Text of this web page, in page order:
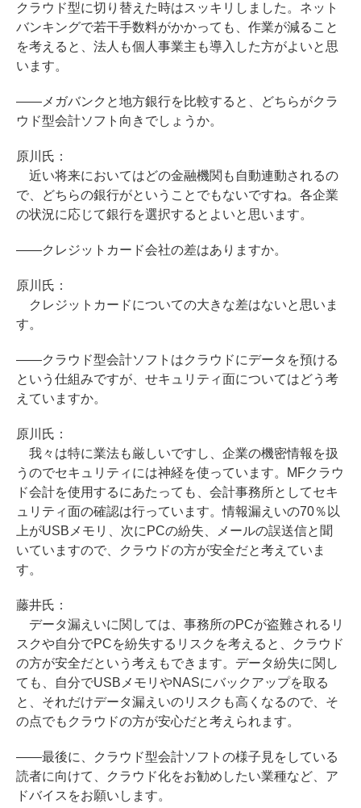
クラウド型に切り替えた時はスッキリしました。ネット
バンキングで若干手数料がかかっても、作業が減ること
を考えると、法人も個人事業主も導入した方がよいと思
います。
――メガバンクと地方銀行を比較すると、どちらがクラ
ウド型会計ソフト向きでしょうか。
原川氏：
近い将来においてはどの金融機関も自動連動されるの
で、どちらの銀行がということでもないですね。各企業
の状況に応じて銀行を選択するとよいと思います。
――クレジットカード会社の差はありますか。
原川氏：
クレジットカードについての大きな差はないと思いま
す。
――クラウド型会計ソフトはクラウドにデータを預ける
という仕組みですが、せキュリティ面についてはどう考
えていますか。
原川氏：
我々は特に業法も厳しいですし、企業の機密情報を扱
うのでセキュリティには神経を使っています。MFクラウ
ド会計を使用するにあたっても、会計事務所としてセキ
ュリティ面の確認は行っています。情報漏えいの70％以
上がUSBメモリ、次にPCの紛失、メールの誤送信と聞
いていますので、クラウドの方が安全だと考えていま
す。
藤井氏：
データ漏えいに関しては、事務所のPCが盗難されるリ
スクや自分でPCを紛失するリスクを考えると、クラウド
の方が安全だという考えもできます。データ紛失に関し
ても、自分でUSBメモリやNASにバックアップを取る
と、それだけデータ漏えいのリスクも高くなるので、そ
の点でもクラウドの方が安心だと考えられます。
――最後に、クラウド型会計ソフトの様子見をしている
読者に向けて、クラウド化をお勧めしたい業種など、ア
ドバイスをお願いします。